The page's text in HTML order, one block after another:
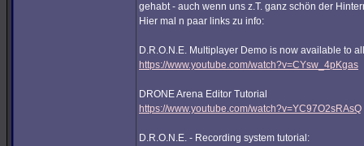
gehabt - auch wenn uns z.T. ganz schön der
Hier mal n paar links zu info:
D.R.O.N.E. Multiplayer Demo is now available to
https://www.youtube.com/watch?v=CYsw_4pKgas
DRONE Arena Editor Tutorial
https://www.youtube.com/watch?v=YC97O2sRAsQ
D.R.O.N.E. - Recording system tutorial: